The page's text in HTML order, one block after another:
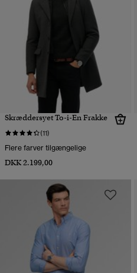
Skræddersyet To-i-En Frakke
(11)
Flere farver tilgængelige
DKK 2.199,00